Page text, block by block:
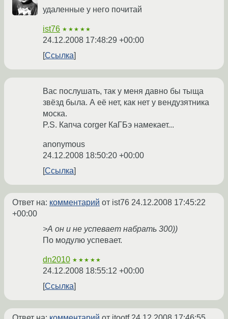
удаленные у него почитай
ist76 ★★★★★
24.12.2008 17:48:29 +00:00
Ссылка
Вас послушать, так у меня давно бы тыща
звёзд была. А её нет, как нет у вендузятника
моска.
P.S. Капча corger КаГБэ намекает...
anonymous
24.12.2008 18:50:20 +00:00
Ссылка
Ответ на: комментарий от ist76 24.12.2008 17:45:22
+00:00
>А он и не успевает набрать 300))
По модулю успевает.
dn2010 ★★★★★
24.12.2008 18:55:12 +00:00
Ссылка